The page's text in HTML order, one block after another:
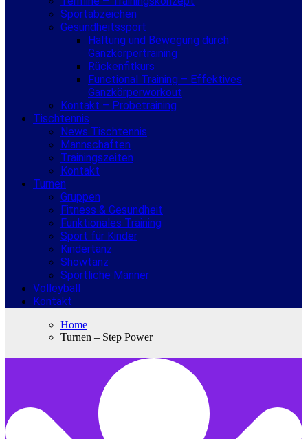
Sportabzeichen
Gesundheitssport
Haltung und Bewegung durch
Ganzkörpertraining
Rückenfitkurs
Functional Training – Effektives
Ganzkörperworkout
Kontakt – Probetraining
Tischtennis
News Tischtennis
Mannschaften
Trainingszeiten
Kontakt
Turnen
Gruppen
Fitness & Gesundheit
Funktionales Training
Sport für Kinder
Kindertanz
Showtanz
Sportliche Männer
Volleyball
Kontakt
Home
Turnen – Step Power